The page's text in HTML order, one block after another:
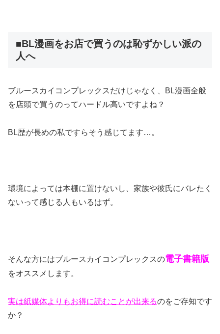
■BL漫画をお店で買うのは恥ずかしい派の
人へ
ブルースカイコンプレックスだけじゃなく、BL漫画全般
を店頭で買うのってハードル高いですよね？
BL歴が長めの私ですらそう感じてます…。
環境によっては本棚に置けないし、家族や彼氏にバレたく
ないって感じる人もいるはず。
そんな方にはブルースカイコンプレックスの電子書籍版
をオススメします。
実は紙媒体よりもお得に読むことが出来るのをご存知です
か？